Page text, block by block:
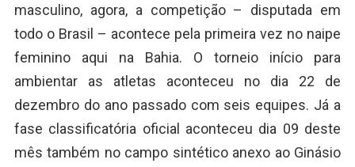
masculino, agora, a competição – disputada em
todo o Brasil – acontece pela primeira vez no naipe
feminino aqui na Bahia. O torneio início para
ambientar as atletas aconteceu no dia 22 de
dezembro do ano passado com seis equipes. Já a
fase classificatória oficial aconteceu dia 09 deste
mês também no campo sintético anexo ao Ginásio